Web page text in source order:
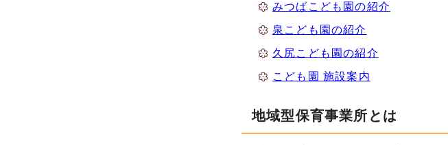
みつばこども園の紹介
泉こども園の紹介
久尻こども園の紹介
こども園 施設案内
地域型保育事業所とは